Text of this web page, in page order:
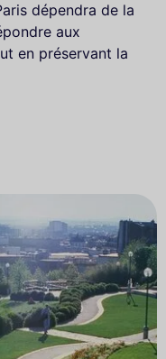
dépendra de la
aux
en préservant la